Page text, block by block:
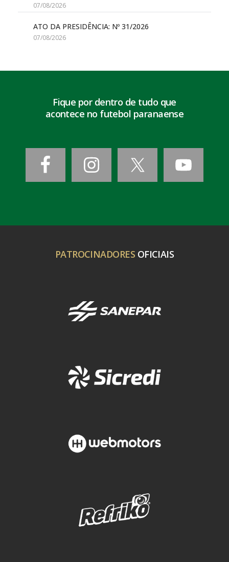
07/08/2026
ATO DA PRESIDÊNCIA: Nº 31/2026
07/08/2026
Fique por dentro de tudo que
acontece no futebol paranaense
PATROCINADORES OFICIAIS